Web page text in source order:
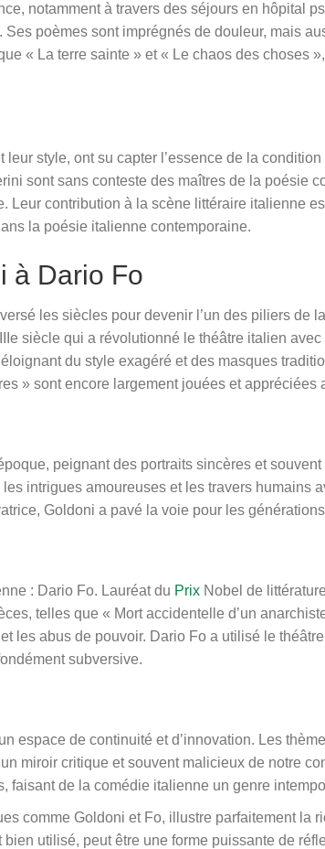
notamment à travers des séjours en hôpital
poèmes sont imprégnés de douleur, mais
« La terre sainte » et « Le chaos des choses
style, ont su capter l’essence de la
sont sans conteste des maîtres de la poésie
Leur contribution à la scène littéraire italienne
la poésie italienne contemporaine.
à Dario Fo
les siècles pour devenir l’un des piliers de
siècle qui a révolutionné le théâtre italien
du style exagéré et des masques
» sont encore largement jouées et appréciées
peignant des portraits sincères et
intrigues amoureuses et les travers humains
Goldoni a pavé la voie pour les
: Dario Fo. Lauréat du Prix Nobel de
telles que « Mort accidentelle d’un
les abus de pouvoir. Dario Fo a utilisé le
subversive.
espace de continuité et d’innovation. Les
miroir critique et souvent malicieux de notre
faisant de la comédie italienne un genre
comme Goldoni et Fo, illustre parfaitement la
utilisé, peut être une forme puissante de